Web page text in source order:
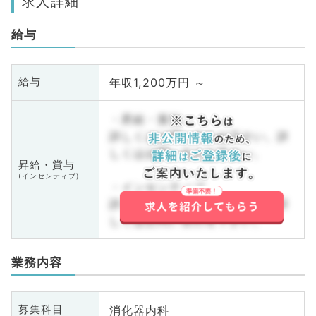
給与
給与 年収1,200万円 ～
昇給・賞与
(インセンティブ)
・昇給・賞与
詳しくはお問い合わせ下さい。詳
しくはお問い合わせ下さい。
・インセンティブ
詳しくはお問い合わせ下さい。詳
しくはお問い合わせ下さい。
業務内容
募集科目 消化器内科